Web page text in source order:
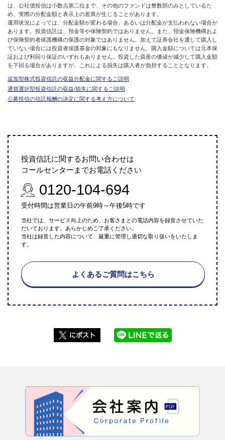
は、公社債投信は小数点第二位まで、その他のファンドは整数部のみとしているた
め、実際の分配金額と表示上の差異が生じることがあります。
運用状況によっては、分配金額が変わる場合、あるいは分配金が支払われない場合が
あります。投資信託は、預金等や保険契約ではありません。また、預金保険機構およ
び保険契約者保護機構の保護の対象ではありません。加えて証券会社を通して購入し
ていない場合には投資者保護基金の対象にもなりません。購入金額については元本保
証および利回り保証のいずれもありません。投資した資産の価値が減少して購入金額
を下回る場合がありますが、これによる損失は購入者が負担することとなります。
追加型株式投資信託の収益分配金に関するご説明
通貨選択型投資信託の収益/損失に関するご説明
公募投信の信託報酬の決定に関する考え方について
投資信託に関するお問い合わせは
コールセンターまでお電話ください
0120-104-694
受付時間は営業日の午前9時～午後5時です
当社では、サービス向上のため、お客さまとの電話内容を録音させていた
だいております。あらかじめご了承ください。
当社は録音した内容について、厳重に管理し適切な取り扱いをいたしま
す。
よくあるご質問はこちら